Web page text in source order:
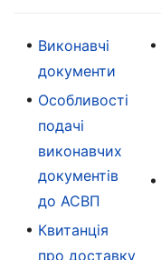
Виконавчі
документи
Особливості
подачі
виконавчих
документів
до АСВП
Квитанція
про доставку